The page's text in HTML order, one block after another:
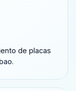
de placas